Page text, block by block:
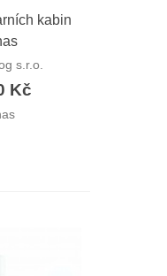
kabin
s.r.o.
Kč